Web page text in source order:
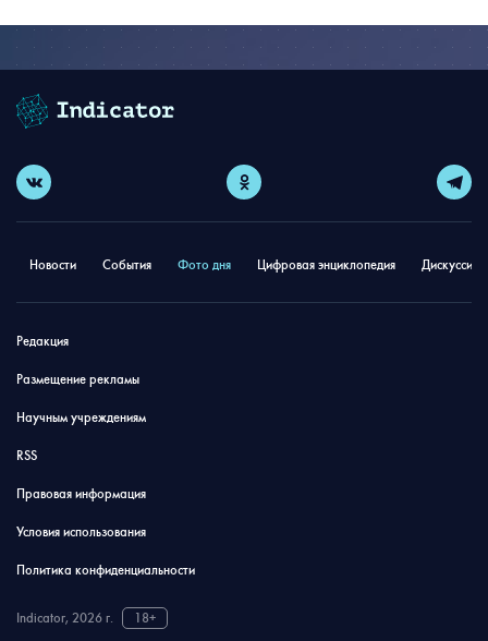
Новости События Фото дня Цифровая энциклопедия
Редакция
Размещение рекламы
Научным учреждениям
RSS
Правовая информация
Условия использования
Политика конфиденциальности
Indicator, 2026 г.
18+